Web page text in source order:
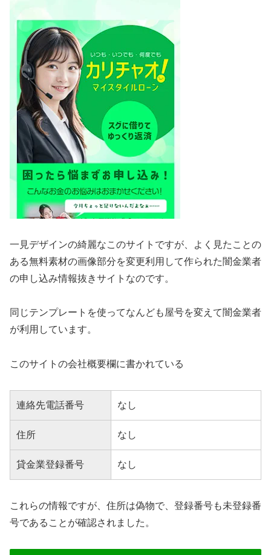
一見デザインの綺麗なこのサイトですが、よく見たことの
ある無料素材の画像部分を変更利用して作られた闇金業者
の申し込み情報抜きサイトなのです。
同じテンプレートを使ってなんども屋号を変えて闇金業者
が利用しています。
このサイトの会社概要欄に書かれている
連絡先電話番号 なし
住所 なし
貸金業登録番号 なし
これらの情報ですが、住所は偽物で、登録番号も未登録番
号であることが確認されました。